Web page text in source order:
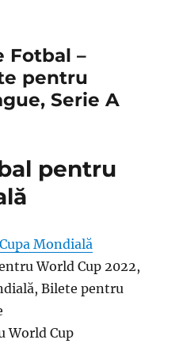
Fotbal –
pentru
Serie A
pentru
Mondială
World Cup 2022,
Bilete pentru
World Cup